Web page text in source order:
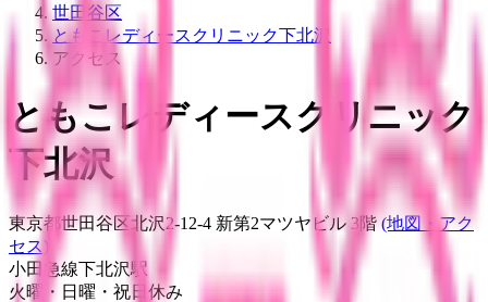
世田谷区
ともこレディースクリニック下北沢
アクセス
ともこレディースクリニック
下北沢
東京都世田谷区北沢2-12-4 新第2マツヤビル 3階 (地図・アク
セス)
小田急線下北沢駅
火曜・日曜・祝日 休み